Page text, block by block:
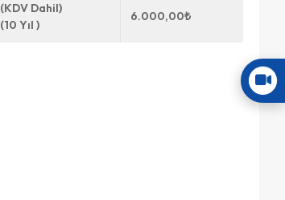
(KDV Dahil)
(10 Yıl )
6.000,00₺